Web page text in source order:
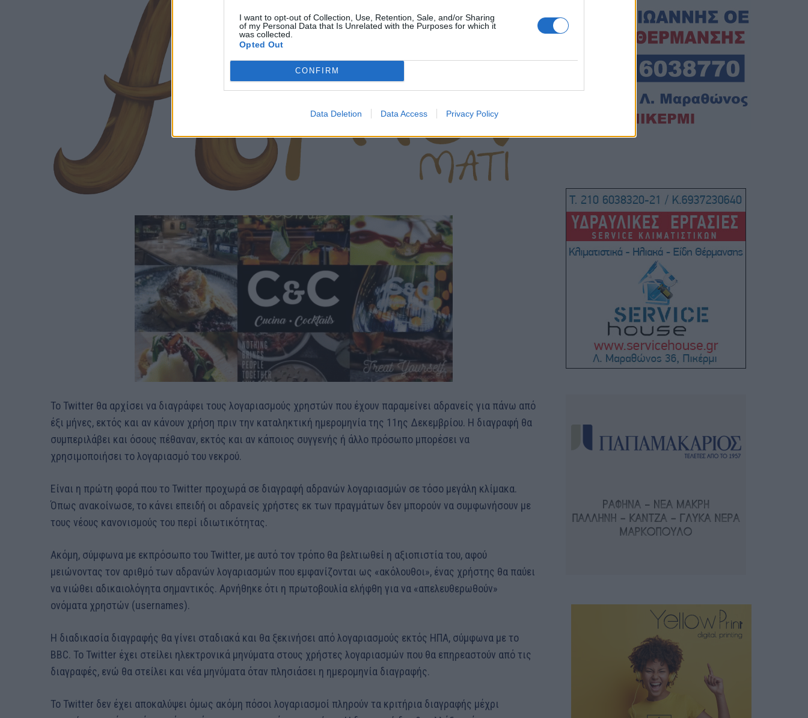
I want to opt-out of Collection, Use, Retention, Sale, and/or Sharing
of my Personal Data that Is Unrelated with the Purposes for which it
was collected.
Opted Out
CONFIRM
Data Deletion Data Access Privacy Policy
Το Twitter θα αρχίσει να διαγράφει τους λογαριασμούς χρηστών που έχουν παραμείνει αδρανείς για πάνω από
έξι μήνες, εκτός και αν κάνουν χρήση πριν την καταληκτική ημερομηνία της 11ης Δεκεμβρίου. Η διαγραφή θα
συμπεριλάβει και όσους πέθαναν, εκτός και αν κάποιος συγγενής ή άλλο πρόσωπο μπορέσει να
χρησιμοποιήσει το λογαριασμό του νεκρού.
Είναι η πρώτη φορά που το Twitter προχωρά σε διαγραφή αδρανών λογαριασμών σε τόσο μεγάλη κλίμακα.
Όπως ανακοίνωσε, το κάνει επειδή οι αδρανείς χρήστες εκ των πραγμάτων δεν μπορούν να συμφωνήσουν με
τους νέους κανονισμούς του περί ιδιωτικότητας.
Ακόμη, σύμφωνα με εκπρόσωπο του Twitter, με αυτό τον τρόπο θα βελτιωθεί η αξιοπιστία του, αφού
μειώνοντας τον αριθμό των αδρανών λογαριασμών που εμφανίζονται ως «ακόλουθοι», ένας χρήστης θα παύει
να νιώθει αδικαιολόγητα σημαντικός. Αρνήθηκε ότι η πρωτοβουλία ελήφθη για να «απελευθερωθούν»
ονόματα χρηστών (usernames).
Η διαδικασία διαγραφής θα γίνει σταδιακά και θα ξεκινήσει από λογαριασμούς εκτός ΗΠΑ, σύμφωνα με το
BBC. Το Twitter έχει στείλει ηλεκτρονικά μηνύματα στους χρήστες λογαριασμών που θα επηρεαστούν από τις
διαγραφές, ενώ θα στείλει και νέα μηνύματα όταν πλησιάσει η ημερομηνία διαγραφής.
Το Twitter δεν έχει αποκαλύψει όμως ακόμη πόσοι λογαριασμοί πληρούν τα κριτήρια διαγραφής μέχρι